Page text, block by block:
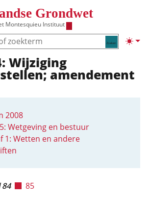
Grondwet
Montesquieu Instituut
Zoeken
verbergen
Wijziging
amendement
2008
Wetgeving en bestuur
1: Wetten en andere
85